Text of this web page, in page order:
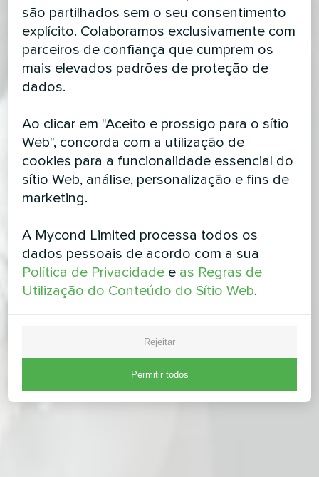
são partilhados sem o seu consentimento
explícito. Colaboramos exclusivamente com
parceiros de confiança que cumprem os
mais elevados padrões de proteção de
dados.
Ao clicar em "Aceito e prossigo para o sítio
Web", concorda com a utilização de
cookies para a funcionalidade essencial do
sítio Web, análise, personalização e fins de
marketing.
A Mycond Limited processa todos os
dados pessoais de acordo com a sua
Política de Privacidade e as Regras de
Utilização do Conteúdo do Sítio Web.
Rejeitar
Permitir todos